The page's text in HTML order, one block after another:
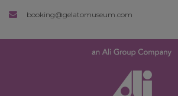
booking@gelatomuseum.com